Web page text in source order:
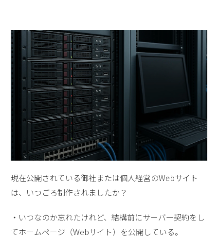
現在公開されている御社または個人経営のWebサイト
は、いつごろ制作されましたか？
・いつなのか忘れたけれど、結構前にサーバー契約をし
てホームページ（Webサイト）を公開している。